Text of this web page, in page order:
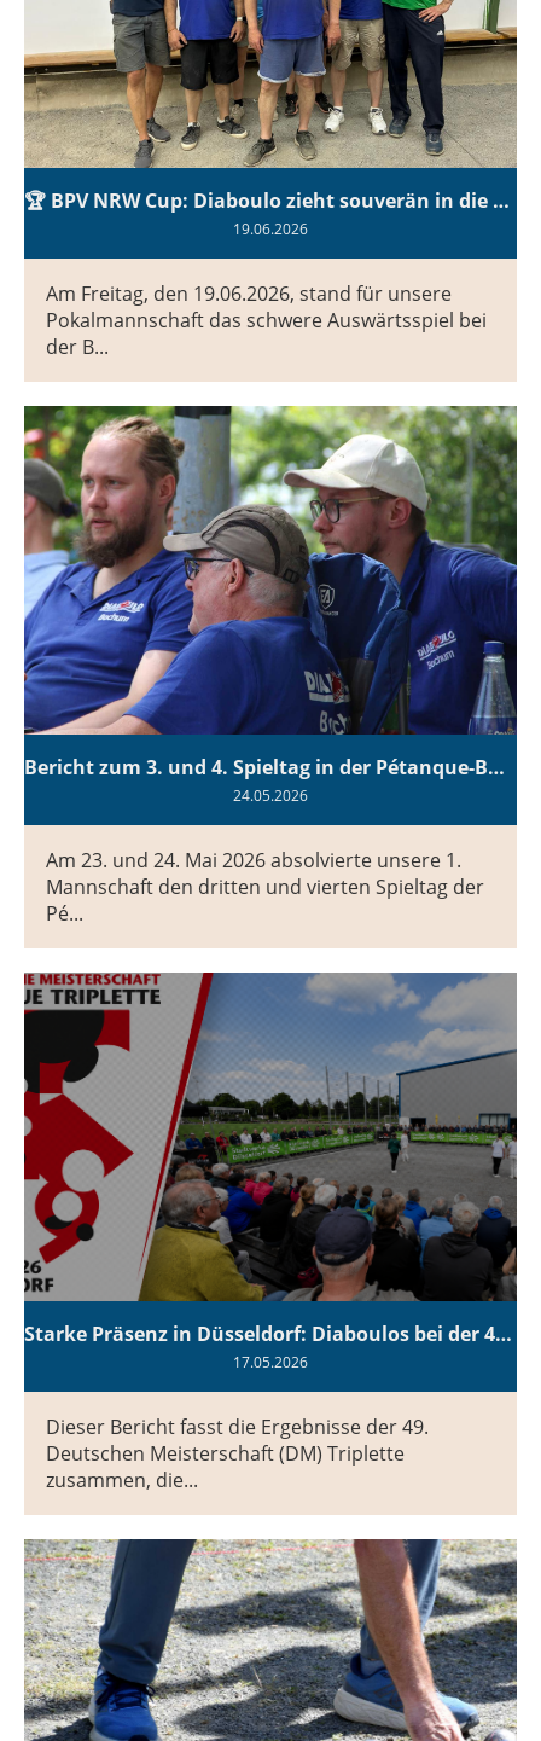
🏆 BPV NRW Cup: Diaboulo zieht souverän in die nächste Runde ein!
19.06.2026
Am Freitag, den 19.06.2026, stand für unsere
Pokalmannschaft das schwere Auswärtsspiel bei
der B...
Bericht zum 3. und 4. Spieltag in der Pétanque-Bundesliga
24.05.2026
Am 23. und 24. Mai 2026 absolvierte unsere 1.
Mannschaft den dritten und vierten Spieltag der
Pé...
Starke Präsenz in Düsseldorf: Diaboulos bei der 49. Deutschen Meisterschaft Triplette 2026
17.05.2026
Dieser Bericht fasst die Ergebnisse der 49.
Deutschen Meisterschaft (DM) Triplette
zusammen, die...